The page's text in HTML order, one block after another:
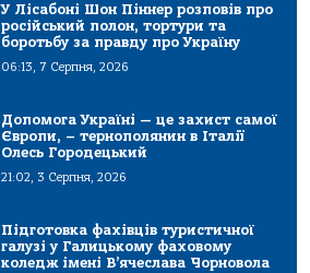
У Лісабоні Шон Піннер розповів про
російський полон, тортури та
боротьбу за правду про Україну
06:13, 7 Серпня, 2026
Допомога Україні — це захист самої
Європи, – тернополянин в Італії
Олесь Городецький
21:02, 3 Серпня, 2026
Підготовка фахівців туристичної
галузі у Галицькому фаховому
коледж імені В’ячеслава Чорновола